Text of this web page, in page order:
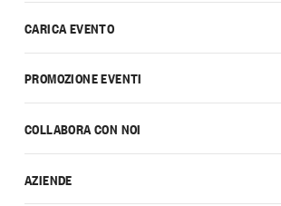
CARICA EVENTO
PROMOZIONE EVENTI
COLLABORA CON NOI
AZIENDE